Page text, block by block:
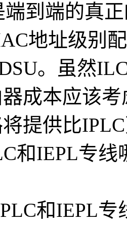
端的真正
地址级别
。虽然
成本应该
提供比
IEPL专线
和IEPL专